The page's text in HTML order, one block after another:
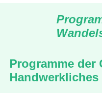
Programme der
Handwerkliches